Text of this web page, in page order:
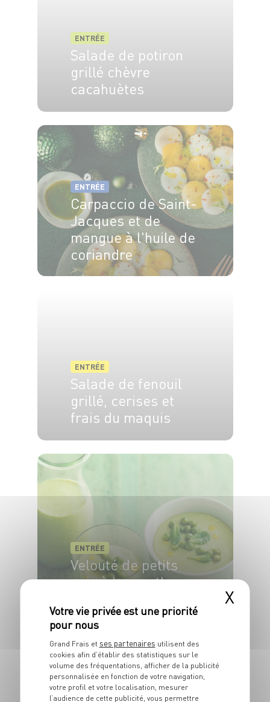
ENTRÉE
Salade de potiron
grillé chèvre
cacahuètes
ENTRÉE
Carpaccio de Saint-
Jacques et de
mangue à l'huile de
coriandre
ENTRÉE
Salade de fenouil
grillé, cerises et
frais du maquis
ENTRÉE
Velouté de petits
pois à la menthe
4 pers. 10min 18min
X
Grand Frais et ses partenaires utilisent des
cookies afin d’établir des statistiques sur le
volume des fréquentations, afficher de la publicité
personnalisée en fonction de votre navigation,
votre profil et votre localisation, mesurer
l’audience de cette publicité, vous permettre